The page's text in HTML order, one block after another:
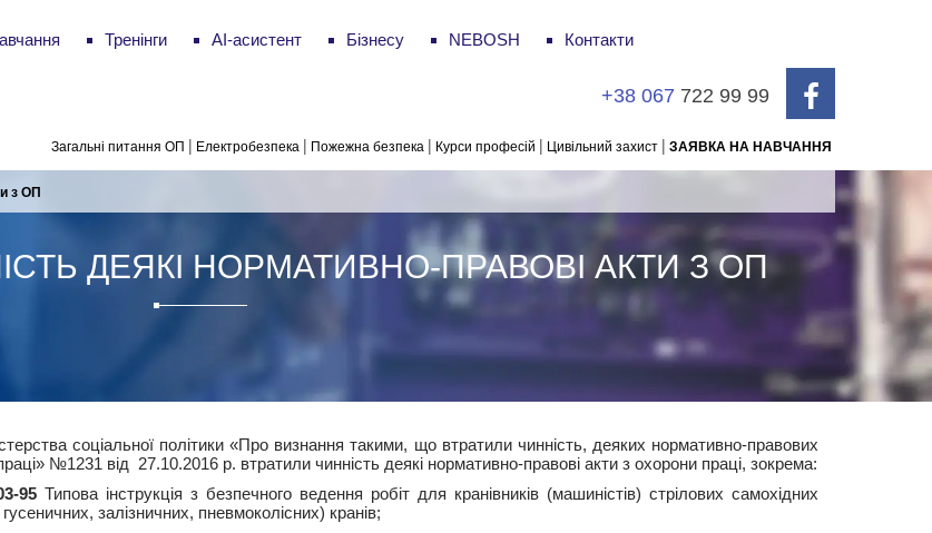
Тренінги AI-асистент Бізнесу NEBOSH Контакти
+38 067 722 99 99
Загальні питання ОП | Електробезпека | Пожежна безпека | Курси професій | Цивільний захист | ЗАЯВКА НА НАВЧАННЯ
з ОП
ДЕЯКІ НОРМАТИВНО-ПРАВОВІ АКТИ З ОП
соціальної політики «Про визнання такими, що втратили чинність, деяких нормативно-правових
№1231 від 27.10.2016 р. втратили чинність деякі нормативно-правові акти з охорони праці, зокрема:
95Типова інструкція з безпечного ведення робіт для кранівників (машиністів) стрілових самохідних
залізничних, пневмоколісних) кранів;